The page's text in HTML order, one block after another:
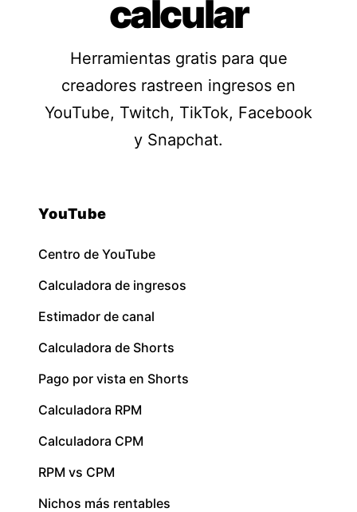
calcular
Herramientas gratis para que
creadores rastreen ingresos en
YouTube, Twitch, TikTok, Facebook
y Snapchat.
YouTube
Centro de YouTube
Calculadora de ingresos
Estimador de canal
Calculadora de Shorts
Pago por vista en Shorts
Calculadora RPM
Calculadora CPM
RPM vs CPM
Nichos más rentables